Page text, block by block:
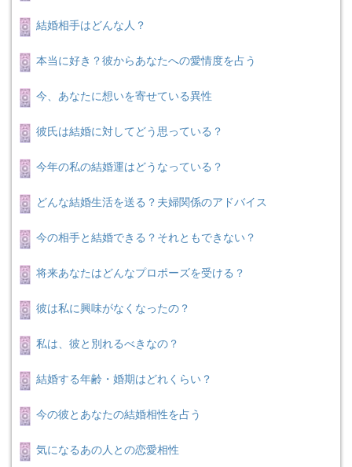
結婚相手はどんな人？
本当に好き？彼からあなたへの愛情度を占う
今、あなたに想いを寄せている異性
彼氏は結婚に対してどう思っている？
今年の私の結婚運はどうなっている？
どんな結婚生活を送る？夫婦関係のアドバイス
今の相手と結婚できる？それともできない？
将来あなたはどんなプロポーズを受ける？
彼は私に興味がなくなったの？
私は、彼と別れるべきなの？
結婚する年齢・婚期はどれくらい？
今の彼とあなたの結婚相性を占う
気になるあの人との恋愛相性